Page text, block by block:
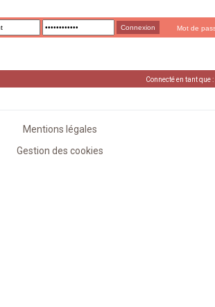
Mot de
Connecté en tant que :
Mentions légales
Gestion des cookies